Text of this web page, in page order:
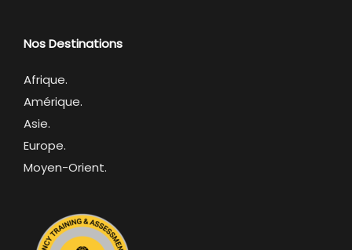
Nos Destinations
Afrique.
Amérique.
Asie.
Europe.
Moyen-Orient.